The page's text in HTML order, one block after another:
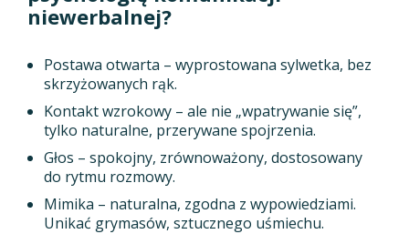
niewerbalnej?
Postawa otwarta – wyprostowana sylwetka, bez
skrzyżowanych rąk.
Kontakt wzrokowy – ale nie „wpatrywanie się”,
tylko naturalne, przerywane spojrzenia.
Głos – spokojny, zrównoważony, dostosowany
do rytmu rozmowy.
Mimika – naturalna, zgodna z wypowiedziami.
Unikać grymasów, sztucznego uśmiechu.